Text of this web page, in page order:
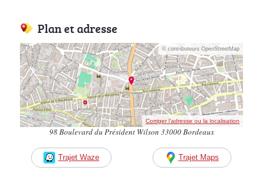
Plan et adresse
© contributeurs OpenStreetMap
Corriger l’adresse ou la localisation
98 Boulevard du Président Wilson 33000 Bordeaux
Trajet Waze Trajet Maps